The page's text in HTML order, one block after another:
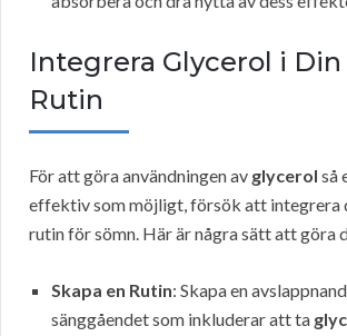
Integrera Glycerol i
Rutin
För att göra användningen av glycerol så
effektiv som möjligt, försök att integrera
rutin för sömn. Här är några sätt att göra
Skapa en Rutin: Skapa en
sänggåendet som inkluderar att ta